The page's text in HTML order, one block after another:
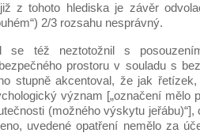
z tohoto hlediska je závěr
2/3 rozsahu nesprávný.
se též neztotožnil s
prostoru v souladu s
stupně akcentoval, že jak
význam [„označení mělo
(možného výskytu
uvedené opatření nemělo za